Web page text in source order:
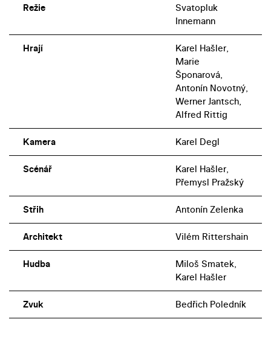
Režie
Svatopluk
Innemann
Hrají
Karel Hašler,
Marie
Šponarová,
Antonín Novotný,
Werner Jantsch,
Alfred Rittig
Kamera Karel Degl
Scénář
Karel Hašler,
Přemysl Pražský
Střih Antonín Zelenka
Architekt Vilém Rittershain
Hudba
Miloš Smatek,
Karel Hašler
Zvuk Bedřich Poledník